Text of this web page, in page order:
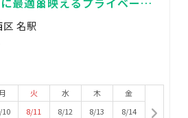
名駅
月
10
火
8/11
水
8/12
木
8/13
金
8/14